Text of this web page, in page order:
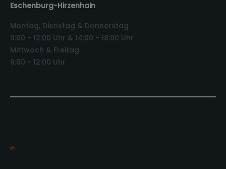
Eschenburg-Hirzenhain
Montag, Dienstag & Donnerstag
9:00 - 12:00 Uhr & 14:00 - 18:00 Uhr
Mittwoch & Freitag
9:00 - 12:00 Uhr